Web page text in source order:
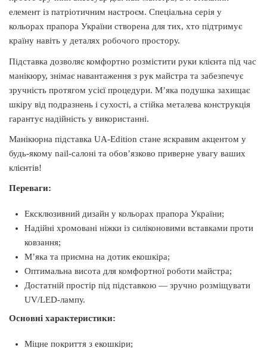
елемент із патріотичним настроєм. Спеціальна серія у
кольорах прапора України створена для тих, хто підтримує
країну навіть у деталях робочого простору.
Підставка дозволяє комфортно розмістити руки клієнта під час
манікюру, знімає навантаження з рук майстра та забезпечує
зручність протягом усієї процедури. М’яка подушка захищає
шкіру від подразнень і сухості, а стійка металева конструкція
гарантує надійність у використанні.
Манікюрна підставка UA-Edition стане яскравим акцентом у
будь-якому nail-салоні та обов’язково приверне увагу ваших
клієнтів!
Переваги:
Ексклюзивний дизайн у кольорах прапора України;
Надійні хромовані ніжки із силіконовими вставками проти
ковзання;
М’яка та приємна на дотик екошкіра;
Оптимальна висота для комфортної роботи майстра;
Достатній простір під підставкою — зручно розміщувати
UV/LED-лампу.
Основні характеристики:
Міцне покриття з екошкіри;